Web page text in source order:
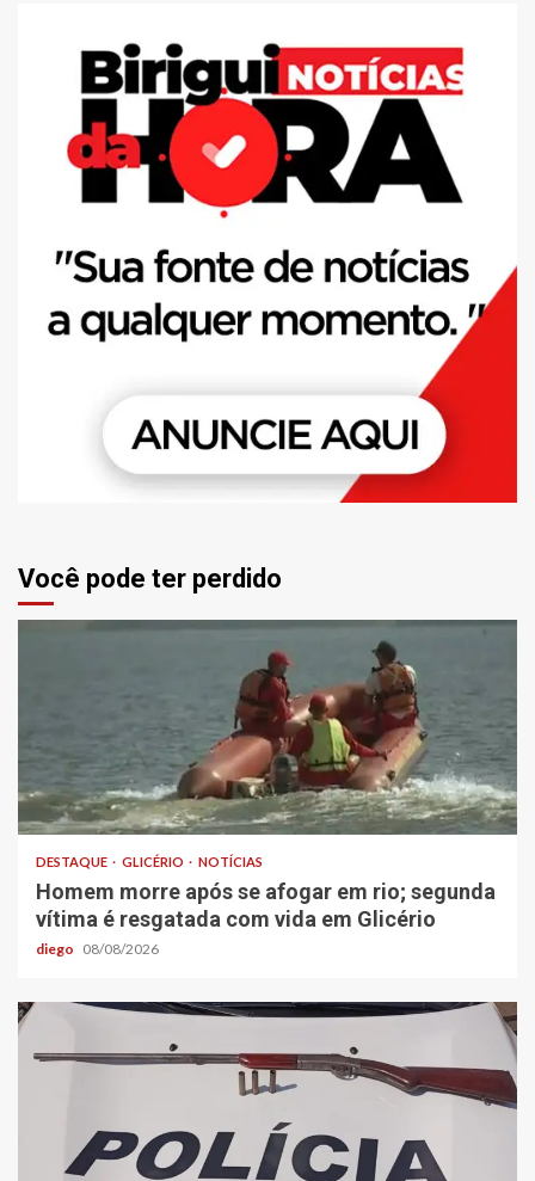
Você pode ter perdido
DESTAQUE GLICÉRIO NOTÍCIAS
Homem morre após se afogar em rio; segunda
vítima é resgatada com vida em Glicério
diego 08/08/2026